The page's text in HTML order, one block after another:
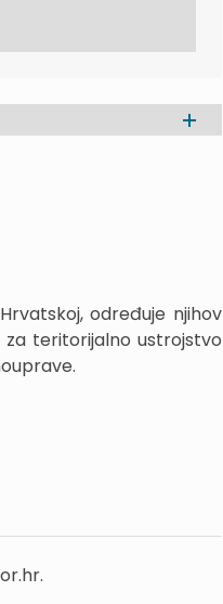
određuje njihov
teritorijalno ustrojstvo